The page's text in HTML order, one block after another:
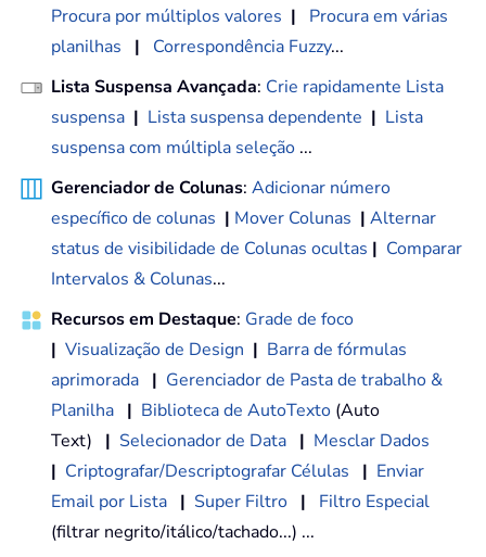
Procura por múltiplos valores |
Procura em várias
planilhas
| Correspondência Fuzzy...
Lista Suspensa Avançada: Crie rapidamente Lista
suspensa | Lista suspensa dependente | Lista
suspensa com múltipla seleção ...
Gerenciador de Colunas: Adicionar número
específico de colunas | Mover Colunas | Alternar
status de visibilidade de Colunas ocultas | Comparar
Intervalos & Colunas...
Recursos em Destaque: Grade de foco
| Visualização de Design | Barra de fórmulas
aprimorada | Gerenciador de Pasta de trabalho &
Planilha | Biblioteca de AutoTexto (Auto
Text) | Selecionador de Data | Mesclar Dados
| Criptografar/Descriptografar Células | Enviar
Email por Lista | Super Filtro |
Filtro Especial
(filtrar negrito/itálico/tachado...) ...